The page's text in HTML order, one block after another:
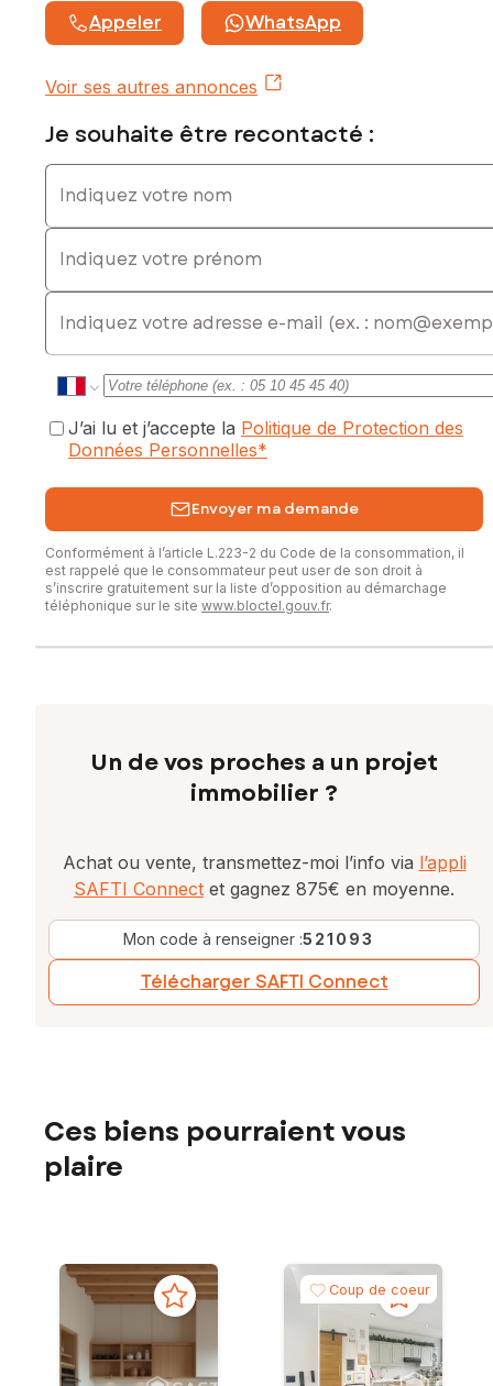
Appeler WhatsApp
Voir ses autres annonces
Je souhaite être recontacté :
Indiquez votre nom
Indiquez votre prénom
E-mail
J’ai lu et j’accepte la Politique de Protection des
Données Personnelles*
Envoyer ma demande
Conformément à l’article L.223-2 du Code de la consommation, il
est rappelé que le consommateur peut user de son droit à
s’inscrire gratuitement sur la liste d’opposition au démarchage
téléphonique sur le site www.bloctel.gouv.fr.
Un de vos proches a un projet
immobilier ?
Achat ou vente, transmettez-moi l’info via l’appli
SAFTI Connect et gagnez 875€ en moyenne.
Mon code à renseigner :521093
Télécharger SAFTI Connect
Ces biens pourraient vous
plaire
Coup de coeur